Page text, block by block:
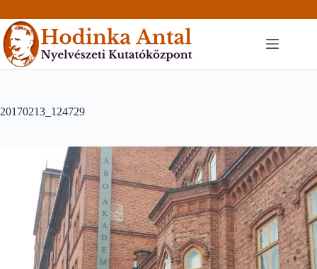
to
content
20170213_124729